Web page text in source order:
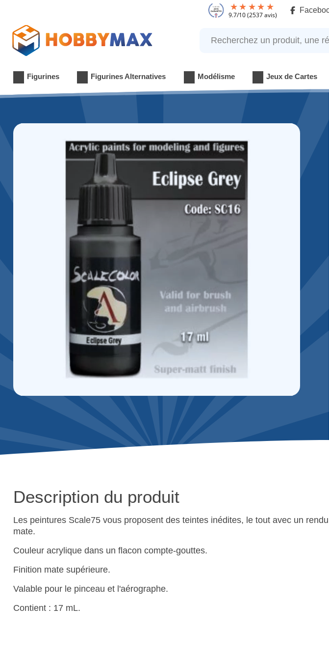
9.7 (2537 avis)
Recherchez un produit, une
Figurines Figurines Alternatives Modélisme Jeux de Cartes
Description du produit
Les peintures Scale75 vous proposent des teintes inédites, le tout avec un
mate.
Couleur acrylique dans un flacon compte-gouttes.
Finition mate supérieure.
Valable pour le pinceau et l'aérographe.
Contient : 17 mL.